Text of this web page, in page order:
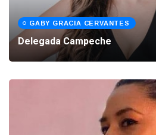
GABY GRACIA CERVANTES
Delegada Campeche